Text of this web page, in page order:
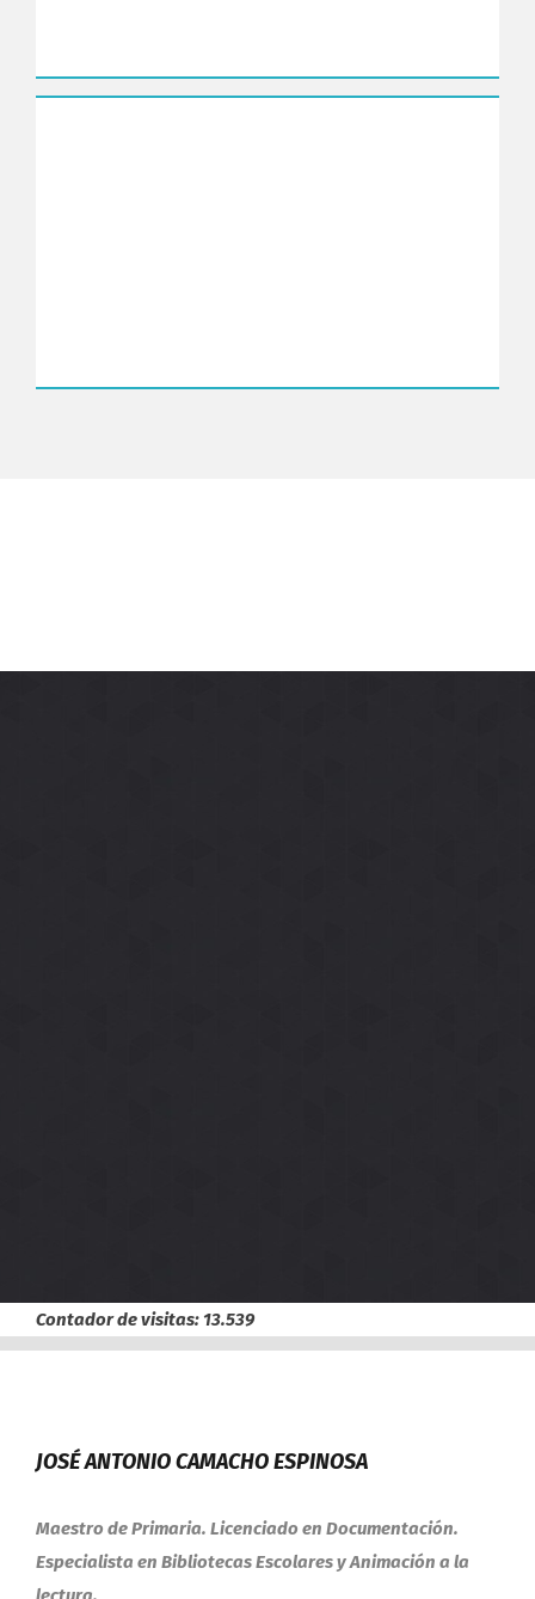
Contador de visitas: 13.539
JOSÉ ANTONIO CAMACHO ESPINOSA
Maestro de Primaria. Licenciado en Documentación.
Especialista en Bibliotecas Escolares y Animación a la